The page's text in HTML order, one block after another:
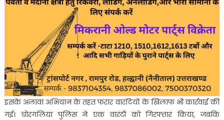
इसके अलावा अभियान के तहत फरार वारंटियों के खिलाफ भी कार्रवाई की
गई। चोरगलिया पुलिस ने एक वारंटी को गिरफ्तार किया, जबकि